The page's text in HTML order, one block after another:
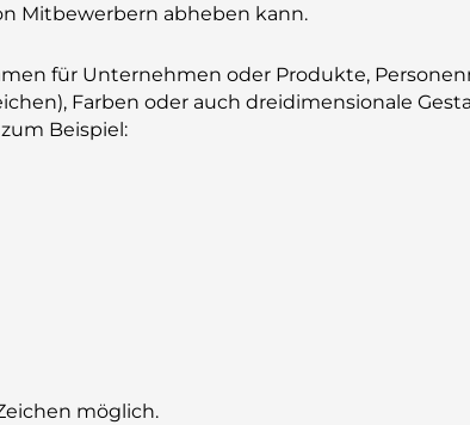
Mitbewerbern abheben kann.
für Unternehmen oder Produkte,
Farben oder auch dreidimensionale
zum Beispiel:
möglich.